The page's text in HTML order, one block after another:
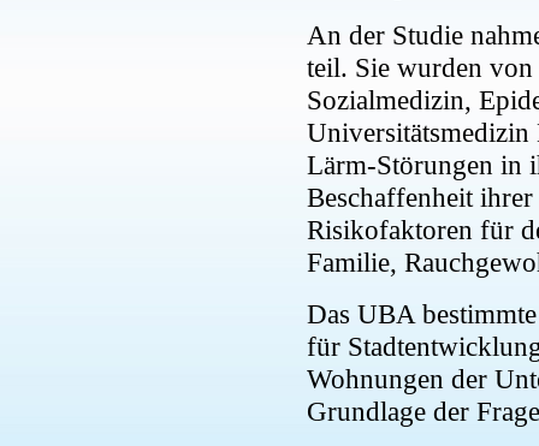
An der Studie
teil. Sie wurden
Sozialmedizin,
Lärm-Störungen in
Beschaffenheit
Risikofaktoren für
Familie,
Das UBA
für
Wohnungen der
Grundlage der